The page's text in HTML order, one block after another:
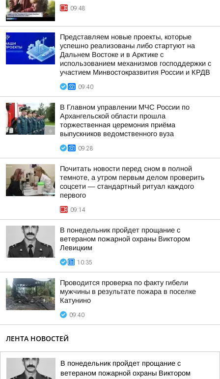
09:48
Представляем новые проекты, которые
успешно реализованы либо стартуют на
Дальнем Востоке и в Арктике с
использованием механизмов господдержки с
участием Минвостокразвития России и КРДВ
09:40
В Главном управлении МЧС России по
Архангельской области прошла
торжественная церемония приёма
выпускников ведомственного вуза
09:28
Почитать новости перед сном в полной
темноте, а утром первым делом проверить
соцсети — стандартный ритуал каждого
первого
09:14
В понедельник пройдет прощание с
ветераном пожарной охраны Виктором
Левицким
10:35
Проводится проверка по факту гибели
мужчины в результате пожара в поселке
Катунино
09:40
ЛЕНТА НОВОСТЕЙ
В понедельник пройдет прощание с
ветераном пожарной охраны Виктором